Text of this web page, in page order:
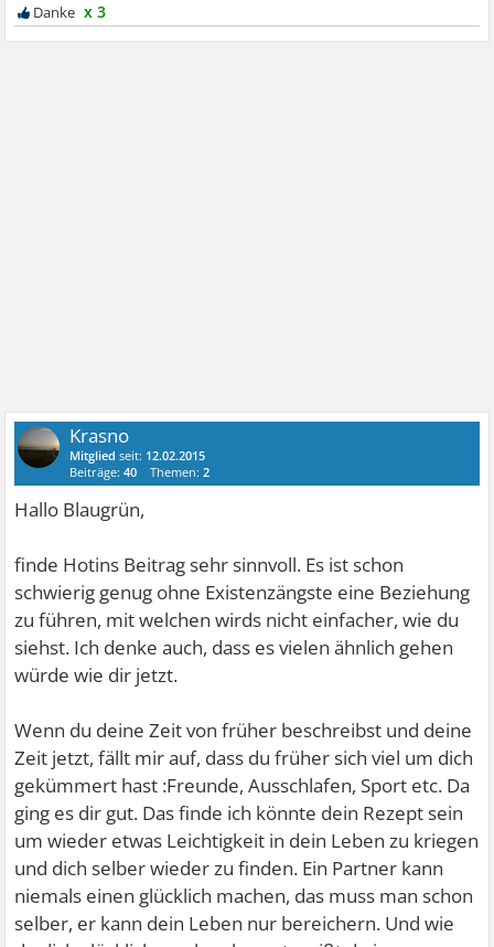
x 3
Krasno
Mitglied seit: 12.02.2015
Beiträge:40 Themen:2
Hallo Blaugrün,
finde Hotins Beitrag sehr sinnvoll. Es ist schon
schwierig genug ohne Existenzängste eine Beziehung
zu führen, mit welchen wirds nicht einfacher, wie du
siehst. Ich denke auch, dass es vielen ähnlich gehen
würde wie dir jetzt.
Wenn du deine Zeit von früher beschreibst und deine
Zeit jetzt, fällt mir auf, dass du früher sich viel um dich
gekümmert hast :Freunde, Ausschlafen, Sport etc. Da
ging es dir gut. Das finde ich könnte dein Rezept sein
um wieder etwas Leichtigkeit in dein Leben zu kriegen
und dich selber wieder zu finden. Ein Partner kann
niemals einen glücklich machen, das muss man schon
selber, er kann dein Leben nur bereichern. Und wie